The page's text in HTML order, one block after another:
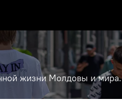
жизни Молдовы и мира.